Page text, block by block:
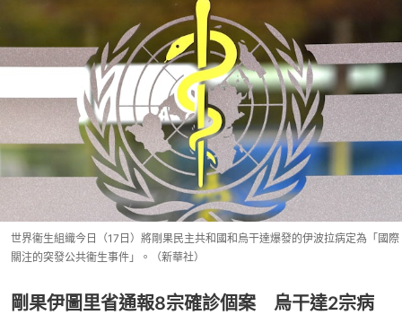
世界衞生組織今日（17日）將剛果民主共和國和烏干達爆發的伊波拉病定為「國際
關注的突發公共衞生事件」。（新華社）
剛果伊圖里省通報8宗確診個案 烏干達2宗病